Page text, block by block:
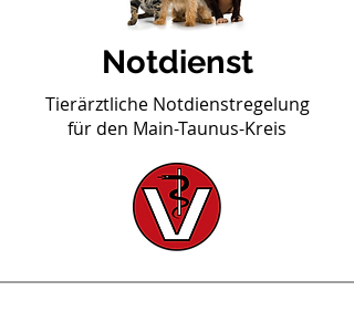
Notdienst
Tierärztliche Notdienstregelung
für den Main-Taunus-Kreis